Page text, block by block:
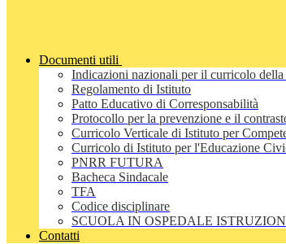
Documenti utili
Indicazioni nazionali per il curricolo
Regolamento di Istituto
Patto Educativo di Corresponsabilità
Protocollo per la prevenzione e il
Curricolo Verticale di Istituto per
Curricolo di Istituto per l'Educazione
PNRR FUTURA
Bacheca Sindacale
TFA
Codice disciplinare
SCUOLA IN OSPEDALE
Contatti